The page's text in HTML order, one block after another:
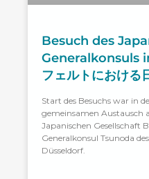
Besuch des
Generalkonsuls
フェルトにおける
Start des Besuchs war in
gemeinsamen Austausch
Japanischen Gesellschaft
Generalkonsul Tsunoda
Düsseldorf.